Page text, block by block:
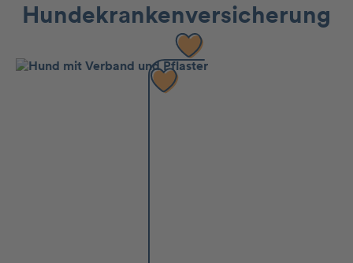
Hundekran­kenversicherung